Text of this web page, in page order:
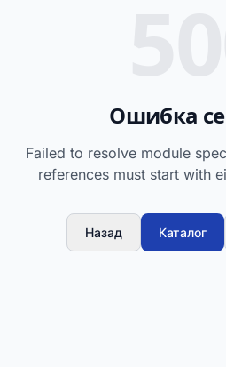
Ошибка
Failed to resolve module
references must start with
Назад Каталог